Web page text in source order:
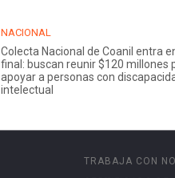
NACIONAL
Colecta Nacional de Coanil entra
final: buscan reunir $120 millones
apoyar a personas con
intelectual
TRABAJA CON